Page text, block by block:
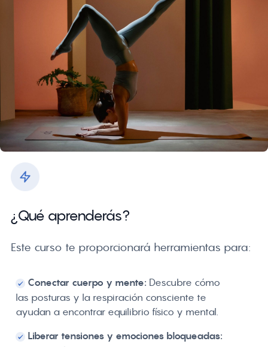
¿Qué aprenderás?
Este curso te proporcionará herramientas para:
Conectar cuerpo y mente: Descubre cómo
las posturas y la respiración consciente te
ayudan a encontrar equilibrio físico y mental.
Liberar tensiones y emociones bloqueadas: